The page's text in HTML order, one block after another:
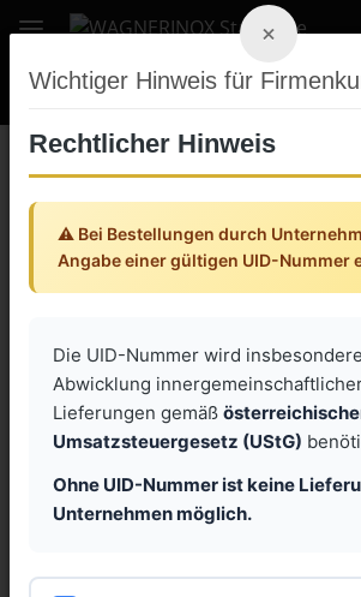
Gewindefittings Edelstahl 1.4401 PN10
Schlauchtülle mit
drehbar 337IG
Artikel 1 - 2 von 2
Wichtiger Hinweis für
×
Rechtlicher Hinweis
⚠️ Bei Bestellungen durch
Angabe einer gültigen UID-Nummer
Die UID-Nummer wird
Abwicklung
Lieferungen gemäß
Umsatzsteuergesetz (UStG)
Ohne UID-Nummer ist keine
Unternehmen möglich.